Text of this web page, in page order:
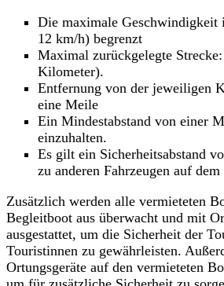
Die maximale Geschwindigkeit
12 km/h) begrenzt
Maximal zurückgelegte
Kilometer).
Entfernung von der jeweiligen
eine Meile
Ein Mindestabstand von einer
einzuhalten.
Es gilt ein Sicherheitsabstand
zu anderen Fahrzeugen auf dem
Zusätzlich werden alle vermieteten
Begleitboot aus überwacht und mit
ausgestattet, um die Sicherheit der
Touristinnen zu gewährleisten.
Ortungsgeräte auf den vermieteten